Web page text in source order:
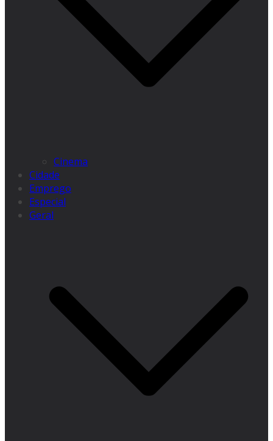
Cinema
Cidade
Emprego
Especial
Geral